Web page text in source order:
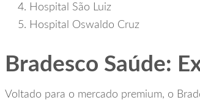
Hospital São Luiz
Hospital Oswaldo Cruz
Bradesco Saúde:
Voltado para o mercado premium, o